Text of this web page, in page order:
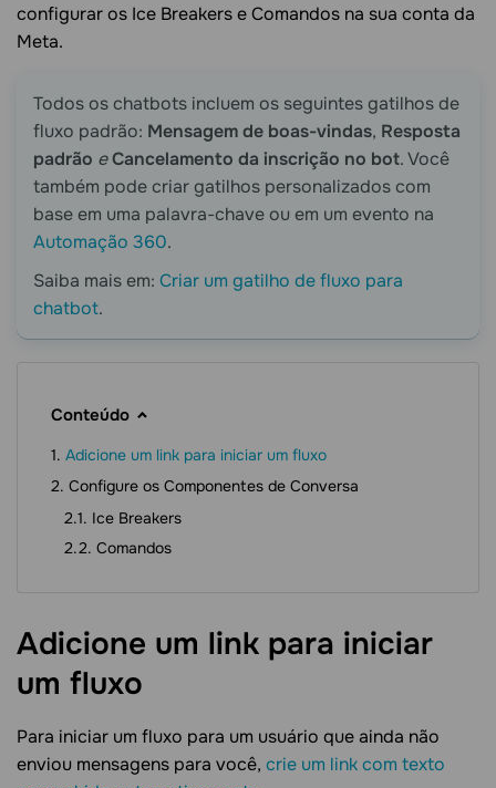
configurar os Ice Breakers e Comandos na sua conta da
Meta.
Todos os chatbots incluem os seguintes gatilhos de
fluxo padrão: Mensagem de boas-vindas, Resposta
padrão eCancelamento da inscrição no bot. Você
também pode criar gatilhos personalizados com
base em uma palavra-chave ou em um evento na
Automação 360.
Saiba mais em: Criar um gatilho de fluxo para
chatbot.
Conteúdo
Adicione um link para iniciar um fluxo
Configure os Componentes de Conversa
Ice Breakers
Comandos
Adicione um link para iniciar
um fluxo
Para iniciar um fluxo para um usuário que ainda não
enviou mensagens para você, crie um link com texto